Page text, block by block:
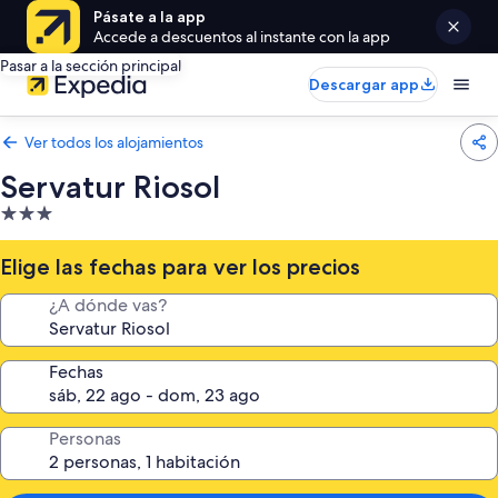
Pásate a la app
Accede a descuentos al instante con la app
Pasar a la sección principal
Descargar app
Ver todos los alojamientos
Servatur Riosol
Alojamiento
de
3.0 estrellas
Elige las fechas para ver los precios
¿A dónde vas?
Fechas
Personas